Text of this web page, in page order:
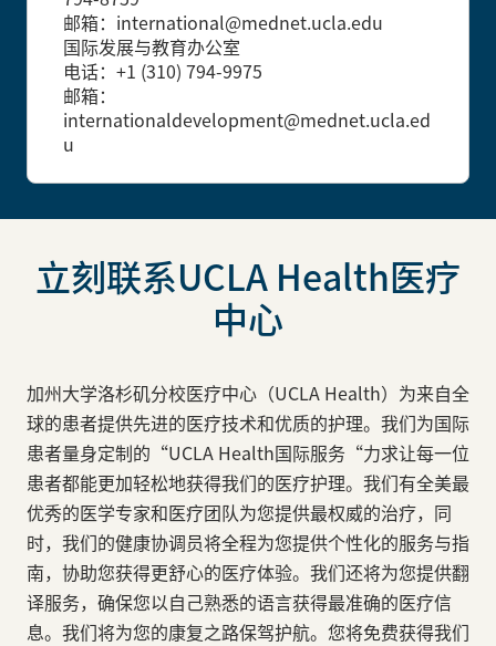
邮箱：international@mednet.ucla.edu
国际发展与教育办公室
电话：+1 (310) 794-9975
邮箱：
internationaldevelopment@mednet.ucla.ed
u
立刻联系UCLA Health医疗
中心
加州大学洛杉矶分校医疗中心（UCLA Health）为来自全
球的患者提供先进的医疗技术和优质的护理。我们为国际
患者量身定制的“UCLA Health国际服务“力求让每一位
患者都能更加轻松地获得我们的医疗护理。我们有全美最
优秀的医学专家和医疗团队为您提供最权威的治疗，同
时，我们的健康协调员将全程为您提供个性化的服务与指
南，协助您获得更舒心的医疗体验。我们还将为您提供翻
译服务，确保您以自己熟悉的语言获得最准确的医疗信
息。我们将为您的康复之路保驾护航。您将免费获得我们